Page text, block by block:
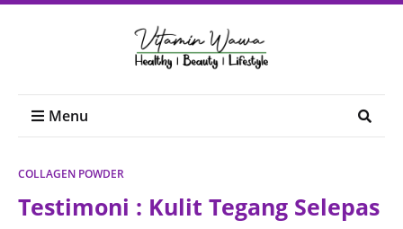
Menu
COLLAGEN POWDER
Testimoni : Kulit Tegang Selepas